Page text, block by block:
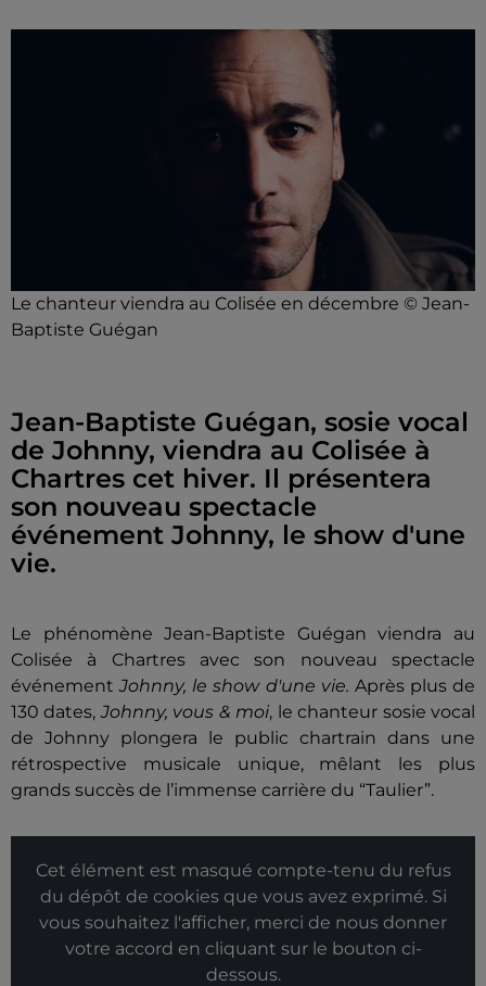
Le chanteur viendra au Colisée en décembre © Jean-
Baptiste Guégan
Jean-Baptiste Guégan, sosie vocal
de Johnny, viendra au Colisée à
Chartres cet hiver. Il présentera
son nouveau spectacle
événement Johnny, le show d'une
vie.
Le phénomène Jean-Baptiste Guégan viendra au
Colisée à Chartres avec son nouveau spectacle
événement Johnny, le show d'une vie. Après plus de
130 dates,Johnny, vous & moi, le chanteur sosie vocal
de Johnny plongera le public chartrain dans une
rétrospective musicale unique, mêlant les plus
grands succès de l’immense carrière du “Taulier”.
Cet élément est masqué compte-tenu du refus
du dépôt de cookies que vous avez exprimé. Si
vous souhaitez l'afficher, merci de nous donner
votre accord en cliquant sur le bouton ci-
dessous.